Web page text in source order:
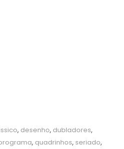
, desenho, dubladores,
, quadrinhos, seriado,